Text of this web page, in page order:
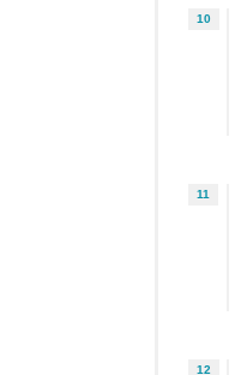
10
11
12